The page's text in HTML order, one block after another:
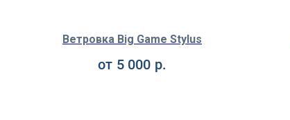
Ветровка Big Game Stylus
от 5 000 р.